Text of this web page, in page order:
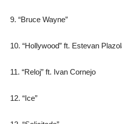
9. “Bruce Wayne”
10. “Hollywood” ft. Estevan
11. “Reloj” ft. Ivan Cornejo
12. “Ice”